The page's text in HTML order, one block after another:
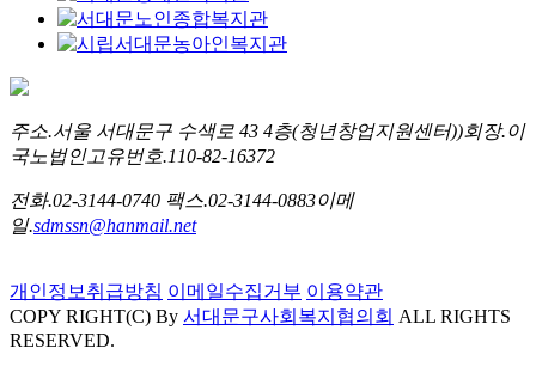
주소.서울 서대문구 수색로 43 4층(청년창업지원센터))회장.이
국노 법인고유번호.110-82-16372
전화.02-3144-0740 팩스.02-3144-0883이메
일.sdmssn@hanmail.net
개인정보취급방침 이메일수집거부 이용약관
COPY RIGHT(C) By 서대문구사회복지협의회 ALL RIGHTS
RESERVED.